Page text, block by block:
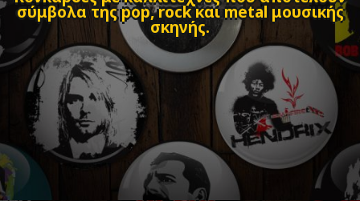
σύμβολα της pop, rock και metal μουσικής
σκηνής.